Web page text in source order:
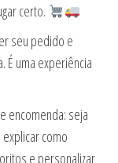
certo.
seu pedido e
É uma experiência
encomenda: seja
como
e personalizar